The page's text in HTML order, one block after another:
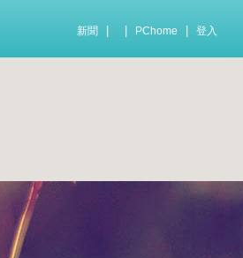
新聞 PChome 登入